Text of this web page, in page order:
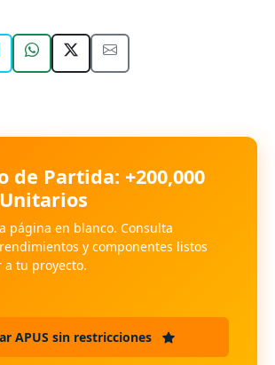
de Partida: +200,000
página en blanco. Consulta
y componentes listos
a tu proyecto.
APUS sin restricciones